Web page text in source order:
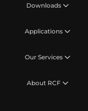
Downloads
Applications
Our Services
About RCF